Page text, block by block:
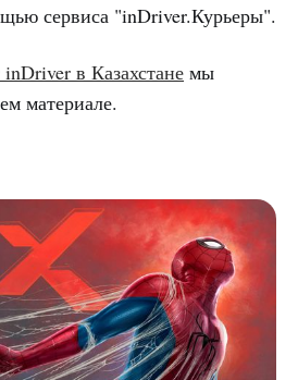
сервиса "inDriver.Курьеры".
inDriver в Казахстане мы
материале.